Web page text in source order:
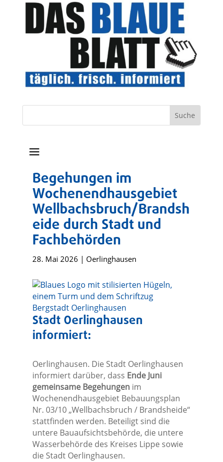
a
Begehungen im
Wochenendhausgebiet
Wellbachsbruch/Brandsh
eide durch Stadt und
Fachbehörden
28. Mai 2026 | Oerlinghausen
Stadt Oerlinghausen
informiert:
Oerlinghausen. Die Stadt Oerlinghausen
informiert darüber, dass Ende Juni
gemeinsame Begehungenim
Wochenendhausgebiet Bebauungsplan
Nr. 03/10 „Wellbachsbruch / Brandsheide“
stattfinden werden. Beteiligt sind die
untere Bauaufsichtsbehörde, die untere
Wasserbehörde des Kreises Lippe sowie
die Stadt Oerlinghausen.